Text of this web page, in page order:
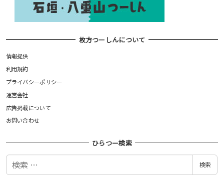
枚方つーしんについて
情報提供
利用規約
プライバシーポリシー
運営会社
広告掲載について
お問い合わせ
ひらつー検索
検
検索